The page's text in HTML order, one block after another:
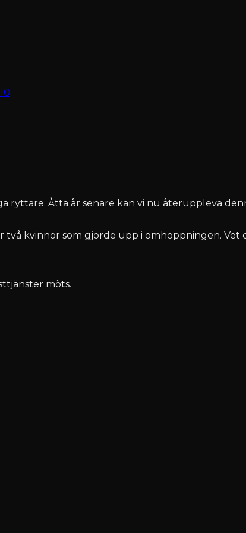
ryttare. Åtta år senare kan vi nu återuppleva
två kvinnor som gjorde upp i omhoppningen. Vet
möts.